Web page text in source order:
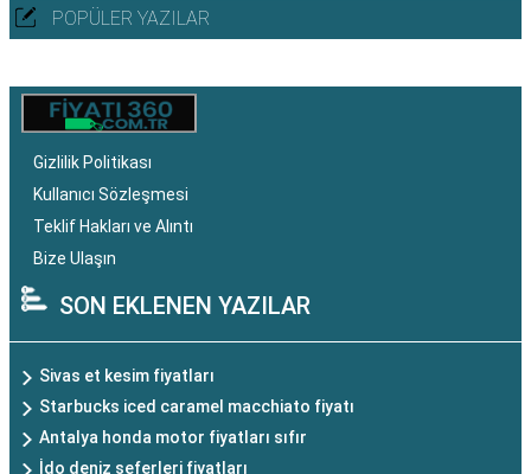
POPÜLER YAZILAR
Gizlilik Politikası
Kullanıcı Sözleşmesi
Teklif Hakları ve Alıntı
Bize Ulaşın
SON EKLENEN YAZILAR
Sivas et kesim fiyatları
Starbucks iced caramel macchiato fiyatı
Antalya honda motor fiyatları sıfır
İdo deniz seferleri fiyatları